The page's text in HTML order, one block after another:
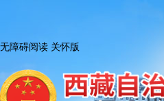
无障碍阅读 关怀版